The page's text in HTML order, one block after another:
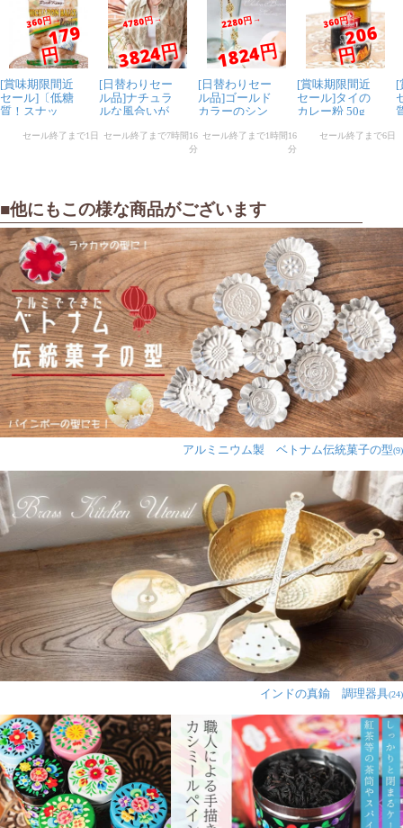
■他にもこの様な商品がございます
アルミニウム製 ベトナム伝統菓子の型(9)
インドの真鍮 調理器具(24)